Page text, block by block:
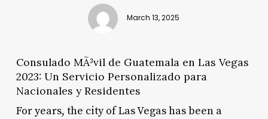
March 13, 2025
Consulado MÃ³vil de Guatemala en Las Vegas
2023: Un Servicio Personalizado para
Nacionales y Residentes
For years, the city of Las Vegas has been a